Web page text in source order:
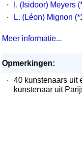
·
I. (Isidoor) Meyers
·
L. (Léon) Mignon (*
Meer informatie...
Opmerkingen:
·
40 kunstenaars uit
kunstenaar uit